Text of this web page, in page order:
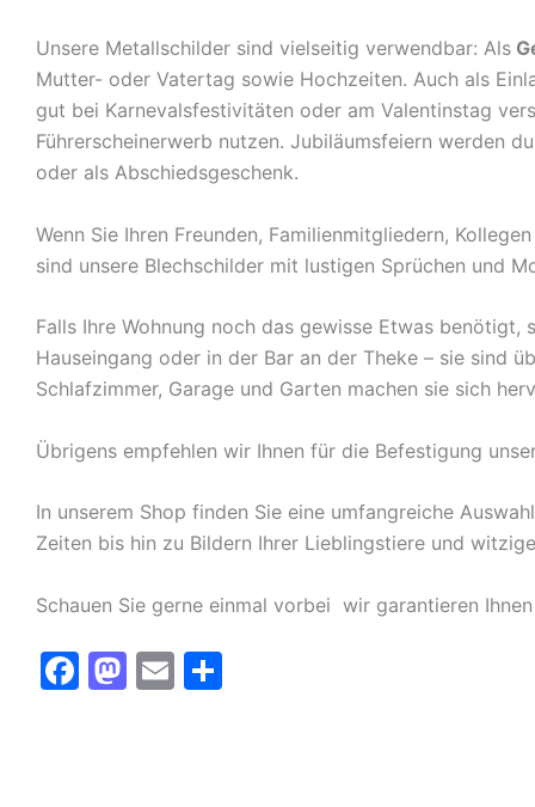
Unsere Metallschilder sind vielseitig verwendbar: Als
Mutter- oder Vatertag sowie Hochzeiten. Auch als
gut bei Karnevalsfestivitäten oder am Valentinstag
Führerscheinerwerb nutzen. Jubiläumsfeiern werden
oder als Abschiedsgeschenk.
Wenn Sie Ihren Freunden, Familienmitgliedern,
sind unsere Blechschilder mit lustigen Sprüchen und
Falls Ihre Wohnung noch das gewisse Etwas benötigt,
Hauseingang oder in der Bar an der Theke – sie sind
Schlafzimmer, Garage und Garten machen sie sich
Übrigens empfehlen wir Ihnen für die Befestigung
In unserem Shop finden Sie eine umfangreiche
Zeiten bis hin zu Bildern Ihrer Lieblingstiere und
Schauen Sie gerne einmal vorbei  wir garantieren
F
M E